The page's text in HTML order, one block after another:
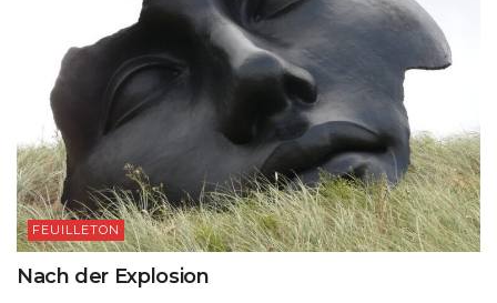
FEUILLETON
Nach der Explosion